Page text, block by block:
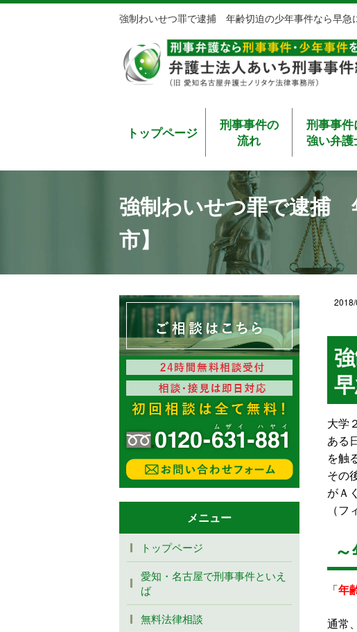
強制わいせつ罪で逮捕 年齢切迫の少年事件なら早急
トップページ
刑事事件の
流れ
刑事事件
強い弁護
強制わいせつ罪で逮捕
市】
大学
ある
を触
その
がＡ
（フ
「年
通常
メニュー
トップページ
愛知・名古屋で刑事事件といえ
ば
無料法律相談